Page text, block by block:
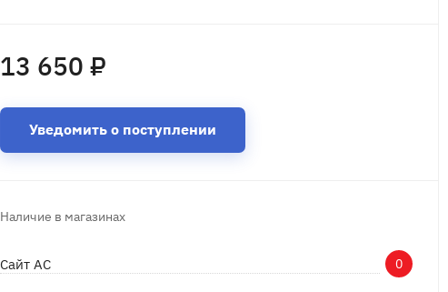
13 650 ₽
Уведомить о поступлении
Наличие в магазинах
Сайт АС 0